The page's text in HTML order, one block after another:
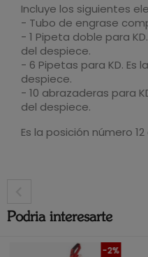
Incluye los siguientes
- Tubo de engrase
- 1 Pipeta doble para
del despiece.
- 6 Pipetas para KD. Es
despiece.
- 10 abrazaderas para
del despiece.
Es la posición número
Podria interesarte
-2%